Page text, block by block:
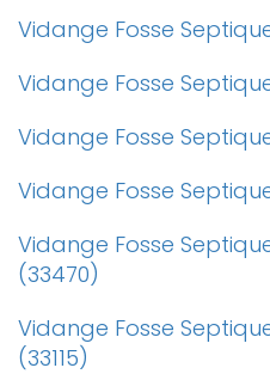
Vidange Fosse Septique
Vidange Fosse Septique
Vidange Fosse
Vidange Fosse Septique
Vidange Fosse Septique
(33470)
Vidange Fosse Septique
(33115)